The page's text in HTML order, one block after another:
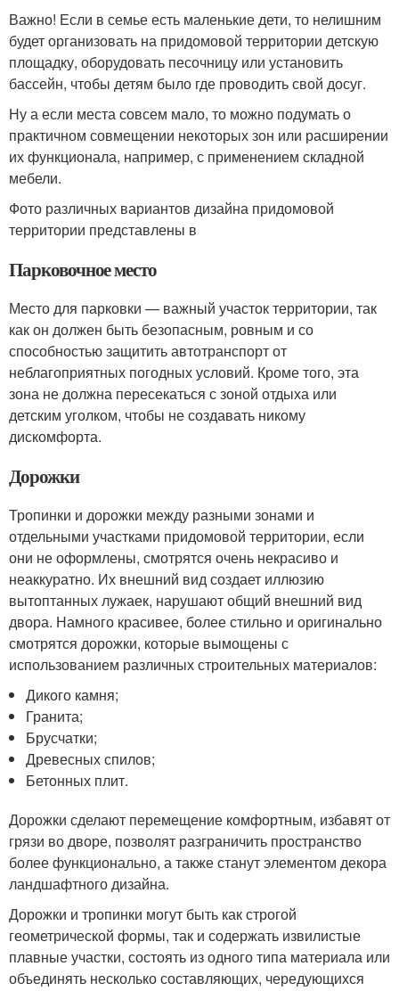
Важно! Если в семье есть маленькие дети, то нелишним
будет организовать на придомовой территории детскую
площадку, оборудовать песочницу или установить
бассейн, чтобы детям было где проводить свой досуг.
Ну а если места совсем мало, то можно подумать о
практичном совмещении некоторых зон или расширении
их функционала, например, с применением складной
мебели.
Фото различных вариантов дизайна придомовой
территории представлены в
Парковочное место
Место для парковки — важный участок территории, так
как он должен быть безопасным, ровным и со
способностью защитить автотранспорт от
неблагоприятных погодных условий. Кроме того, эта
зона не должна пересекаться с зоной отдыха или
детским уголком, чтобы не создавать никому
дискомфорта.
Дорожки
Тропинки и дорожки между разными зонами и
отдельными участками придомовой территории, если
они не оформлены, смотрятся очень некрасиво и
неаккуратно. Их внешний вид создает иллюзию
вытоптанных лужаек, нарушают общий внешний вид
двора. Намного красивее, более стильно и оригинально
смотрятся дорожки, которые вымощены с
использованием различных строительных материалов:
Дикого камня;
Гранита;
Брусчатки;
Древесных спилов;
Бетонных плит.
Дорожки сделают перемещение комфортным, избавят от
грязи во дворе, позволят разграничить пространство
более функционально, а также станут элементом декора
ландшафтного дизайна.
Дорожки и тропинки могут быть как строгой
геометрической формы, так и содержать извилистые
плавные участки, состоять из одного типа материала или
объединять несколько составляющих, чередующихся